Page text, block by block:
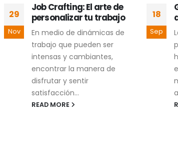
29
Nov
Job Crafting: El arte de
personalizar tu trabajo
En medio de dinámicas de
trabajo que pueden ser
intensas y cambiantes,
encontrar la manera de
disfrutar y sentir
satisfacción...
READ MORE
18
Sep